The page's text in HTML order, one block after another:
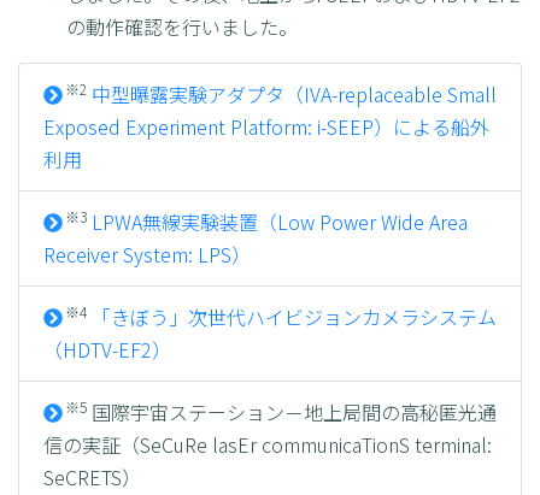
の動作確認を行いました。
※2 中型曝露実験アダプタ（IVA-replaceable Small
Exposed Experiment Platform: i-SEEP）による船外
利用
※3 LPWA無線実験装置（Low Power Wide Area
Receiver System: LPS）
※4
「きぼう」次世代ハイビジョンカメラシステム
（HDTV-EF2）
※5 国際宇宙ステーション－地上局間の高秘匿光通
信の実証（SeCuRe lasEr communicaTionS terminal:
SeCRETS）